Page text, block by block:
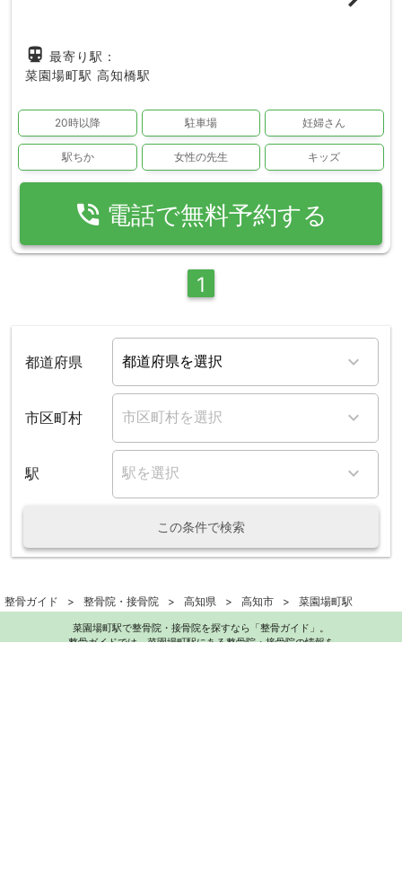
directions_subway 最寄り駅：
菜園場町駅 高知橋駅
20時以降 駐車場 妊婦さん
駅ちか 女性の先生 キッズ
phone_in_talk 電話で無料予約する
1
都道府県
市区町村
駅
この条件で検索
整骨ガイド 整骨院・接骨院 高知県 高知市 菜園場町駅
菜園場町駅で整骨院・接骨院を探すなら「整骨ガイド」。
整骨ガイドでは、菜園場町駅にある整骨院・接骨院の情報を